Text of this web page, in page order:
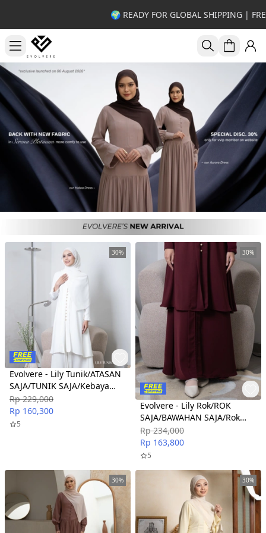
🌍 READY FOR GLOBAL SHIPPING |
30%
Evolvere - Lily Tunik/ATASAN
SAJA/TUNIK SAJA/Kebaya
Polos Baju Tunik Wanita
Muslim
Rp 229,000
Rp 160,300
5
30%
Evolvere - Lily Rok/ROK
SAJA/BAWAHAN SAJA/Rok
Kebaya Polos Malay
Bawahan Muslim Wanita
Rp 234,000
Rp 163,800
5
30% 30%